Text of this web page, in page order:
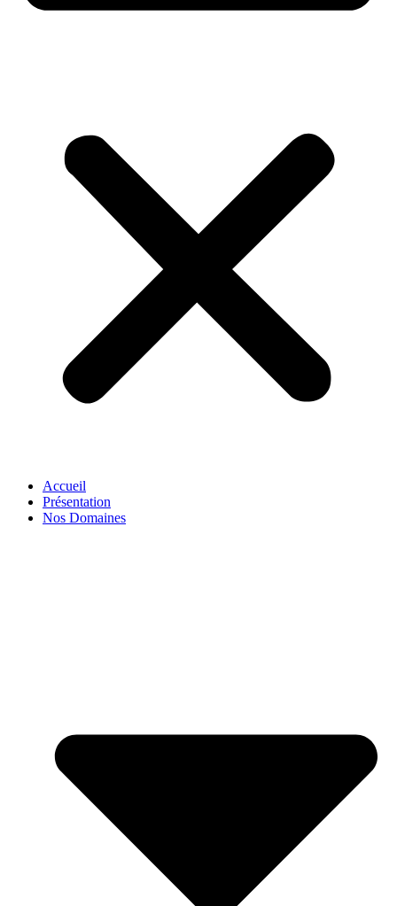
Accueil
Présentation
Nos Domaines